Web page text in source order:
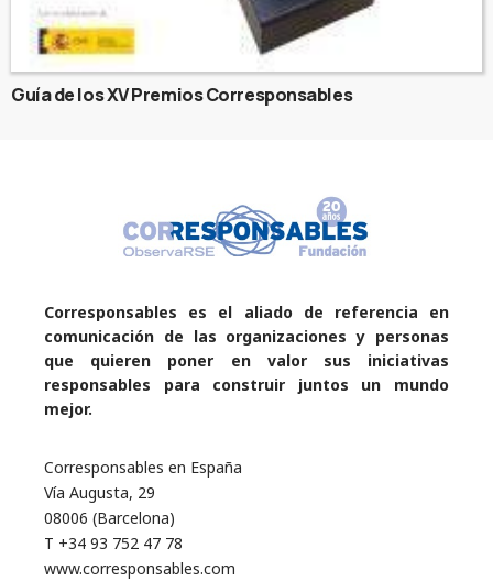
Guía de los XV Premios Corresponsables
Corresponsables es el aliado de referencia en
comunicación de las organizaciones y personas
que quieren poner en valor sus iniciativas
responsables para construir juntos un mundo
mejor.
Corresponsables en España
Vía Augusta, 29
08006 (Barcelona)
T +34 93 752 47 78
www.corresponsables.com